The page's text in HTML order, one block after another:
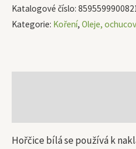
Katalogové číslo:
Kategorie: Koření, Oleje,
Hořčice bílá se používá k